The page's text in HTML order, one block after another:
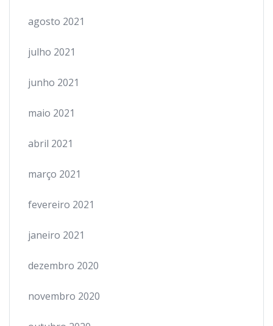
agosto 2021
julho 2021
junho 2021
maio 2021
abril 2021
março 2021
fevereiro 2021
janeiro 2021
dezembro 2020
novembro 2020